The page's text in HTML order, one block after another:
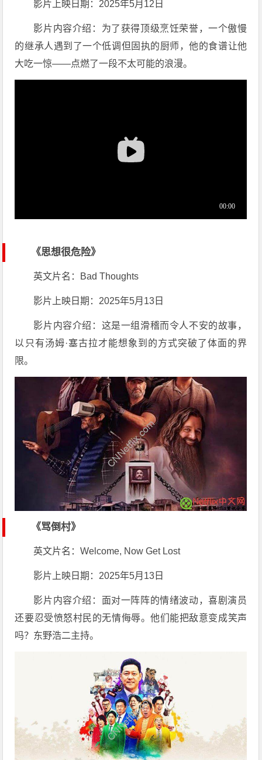
影片上映日期：2025年5月12日
影片内容介绍：为了获得顶级烹饪荣誉，一个傲慢
的继承人遇到了一个低调但固执的厨师，他的食谱让他
大吃一惊——点燃了一段不太可能的浪漫。
《思想很危险》
英文片名：Bad Thoughts
影片上映日期：2025年5月13日
影片内容介绍：这是一组滑稽而令人不安的故事，
以只有汤姆·塞古拉才能想象到的方式突破了体面的界
限。
《骂倒村》
英文片名：Welcome, Now Get Lost
影片上映日期：2025年5月13日
影片内容介绍：面对一阵阵的情绪波动，喜剧演员
还要忍受愤怒村民的无情侮辱。他们能把敌意变成笑声
吗？东野浩二主持。